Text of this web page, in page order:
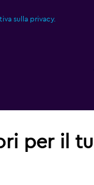
sulla privacy.
per il